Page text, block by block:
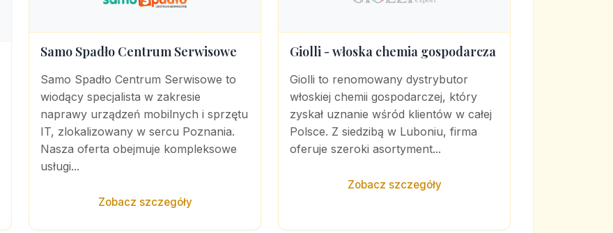
Samo Spadło Centrum Serwisowe
Samo Spadło Centrum Serwisowe to
wiodący specjalista w zakresie
naprawy urządzeń mobilnych i sprzętu
IT, zlokalizowany w sercu Poznania.
Nasza oferta obejmuje kompleksowe
usługi...
Zobacz szczegóły
Giolli - włoska chemia gospodarcza
Giolli to renomowany dystrybutor
włoskiej chemii gospodarczej, który
zyskał uznanie wśród klientów w całej
Polsce. Z siedzibą w Luboniu, firma
oferuje szeroki asortyment...
Zobacz szczegóły